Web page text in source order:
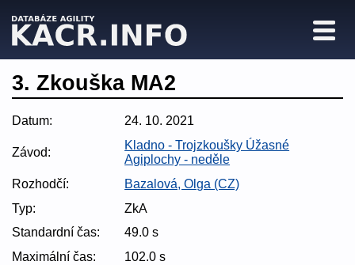
3. Zkouška MA2
Datum: 24. 10. 2021
Závod:
Kladno - Trojzkoušky Úžasné
Agiplochy - neděle
Rozhodčí:
Bazalová, Olga (CZ)
Typ:
ZkA
Standardní čas:
49.0 s
Maximální čas:
102.0 s